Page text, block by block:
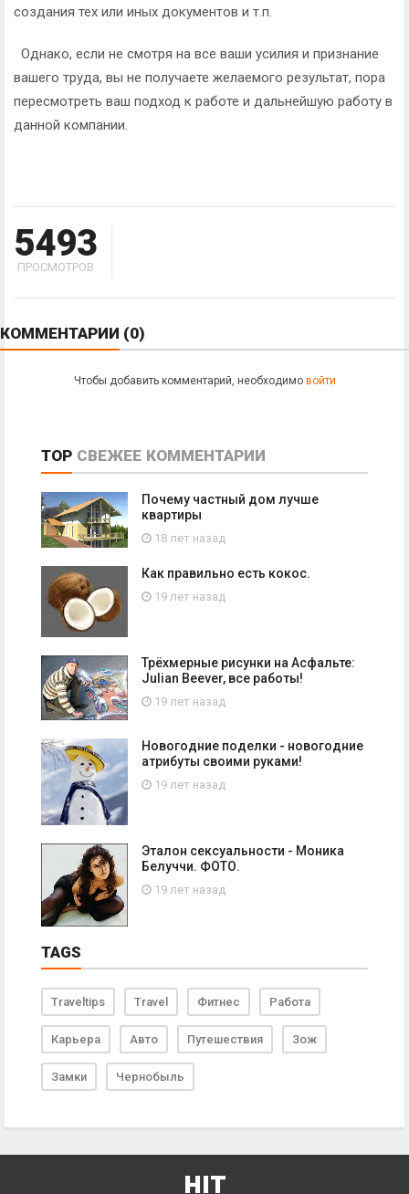
создания тех или иных документов и т.п.
Однако, если не смотря на все ваши усилия и признание
вашего труда, вы не получаете желаемого результат, пора
пересмотреть ваш подход к работе и дальнейшую работу в
данной компании.
5493
ПРОСМОТРОВ
КОММЕНТАРИИ (0)
Чтобы добавить комментарий, необходимо войти
TOP СВЕЖЕЕ КОММЕНТАРИИ
Почему частный дом лучше
квартиры
18 лет назад
Как правильно есть кокос.
19 лет назад
Трёхмерные рисунки на Асфальте:
Julian Beever, все работы!
19 лет назад
Новогодние поделки - новогодние
атрибуты своими руками!
19 лет назад
Эталон сексуальности - Моника
Белуччи. ФОТО.
19 лет назад
TAGS
Traveltips Travel Фитнес Работа
Карьера Авто Путешествия Зож
Замки Чернобыль
HIT